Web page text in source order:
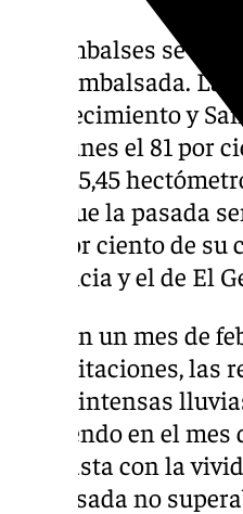
Los embalses
agua embalsada.
Abastecimiento y
este lunes el 81 por
con 525,45
más que la pasada
100 por ciento de
provincia y el de El
Así, con un mes de
precipitaciones, las
de las intensas
repitiendo en el
contrasta con la
embalsada no